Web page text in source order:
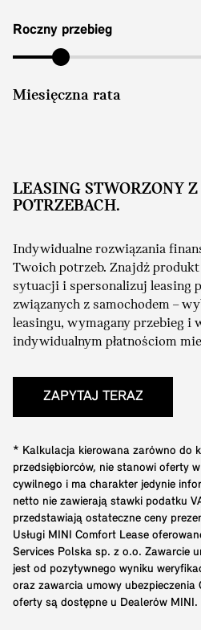
Roczny przebieg
Miesięczna rata
LEASING STWORZONY
POTRZEBACH.
Indywidualne rozwiązania
Twoich potrzeb. Znajdź
sytuacji i spersonalizuj leasing
związanych z samochodem –
leasingu, wymagany przebieg i
indywidualnym płatnościom
ZAPYTAJ TERAZ
* Kalkulacja kierowana zarówno do
przedsiębiorców, nie stanowi oferty
cywilnego i ma charakter jedynie
netto nie zawierają stawki podatku
przedstawiają ostateczne ceny
Usługi MINI Comfort Lease
Services Polska sp. z o.o. Zawarcie
jest od pozytywnego wyniku
oraz zawarcia umowy ubezpieczenia
oferty są dostępne u Dealerów MINI.